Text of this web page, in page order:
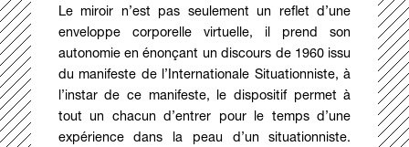
Le miroir n’est pas seulement un reflet d’une
enveloppe corporelle virtuelle, il prend son
autonomie en énonçant un discours de 1960 issu
du manifeste de l’Internationale Situationniste, à
l’instar de ce manifeste, le dispositif permet à
tout un chacun d’entrer pour le temps d’une
expérience dans la peau d’un situationniste.